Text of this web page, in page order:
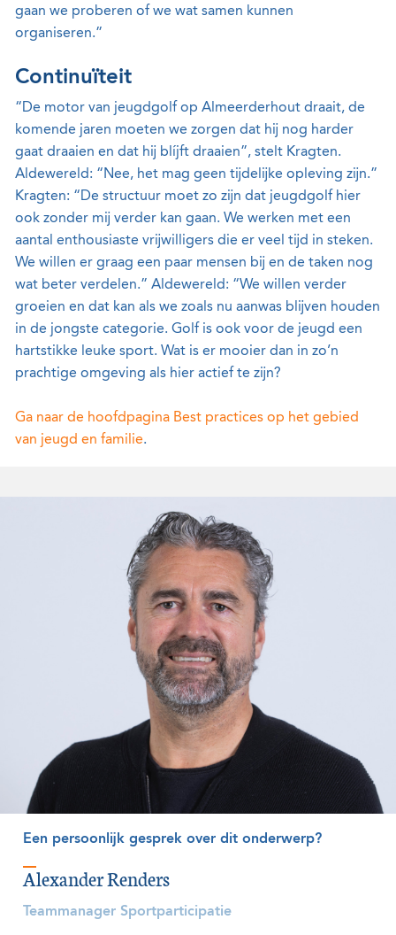
gaan we proberen of we wat samen kunnen
organiseren.”
Continuïteit
“De motor van jeugdgolf op Almeerderhout draait, de
komende jaren moeten we zorgen dat hij nog harder
gaat draaien en dat hij blíjft draaien”, stelt Kragten.
Aldewereld: “Nee, het mag geen tijdelijke opleving zijn.”
Kragten: “De structuur moet zo zijn dat jeugdgolf hier
ook zonder mij verder kan gaan. We werken met een
aantal enthousiaste vrijwilligers die er veel tijd in steken.
We willen er graag een paar mensen bij en de taken nog
wat beter verdelen.” Aldewereld: “We willen verder
groeien en dat kan als we zoals nu aanwas blijven houden
in de jongste categorie. Golf is ook voor de jeugd een
hartstikke leuke sport. Wat is er mooier dan in zo’n
prachtige omgeving als hier actief te zijn?
Ga naar de hoofdpagina Best practices op het gebied
van jeugd en familie.
Een persoonlijk gesprek over dit onderwerp?
Alexander Renders
Teammanager Sportparticipatie